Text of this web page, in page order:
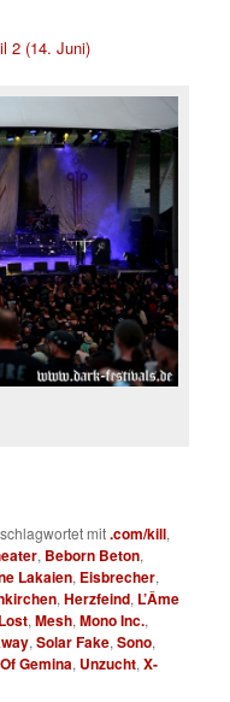
2 (14. Juni)
mit.com/kill,
, Beborn Beton,
Lakaien, Eisbrecher,
,Herzfeind, L’Âme
,Mesh,Mono Inc.,
,Solar Fake,Sono,
Gemina, Unzucht,X-